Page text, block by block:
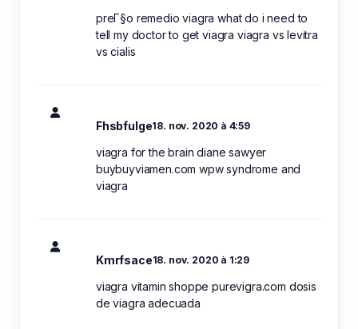
preГ§o remedio viagra what do i need to
tell my doctor to get viagra viagra vs levitra
vs cialis
Fhsbfulge18. nov. 2020 à 4:59
viagra for the brain diane sawyer
buybuyviamen.com wpw syndrome and
viagra
Kmrfsace18. nov. 2020 à 1:29
viagra vitamin shoppe purevigra.com dosis
de viagra adecuada